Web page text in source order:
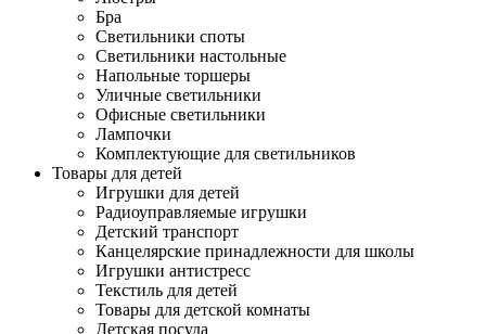
Бра
Светильники споты
Светильники настольные
Напольные торшеры
Уличные светильники
Офисные светильники
Лампочки
Комплектующие для светильников
Товары для детей
Игрушки для детей
Радиоуправляемые игрушки
Детский транспорт
Канцелярские принадлежности для школы
Игрушки антистресс
Текстиль для детей
Товары для детской комнаты
Детская посуда